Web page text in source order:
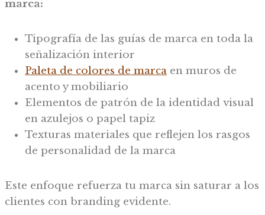
marca:
Tipografía de las guías de marca en toda la
señalización interior
Paleta de colores de marca en muros de
acento y mobiliario
Elementos de patrón de la identidad visual
en azulejos o papel tapiz
Texturas materiales que reflejen los rasgos
de personalidad de la marca
Este enfoque refuerza tu marca sin saturar a los
clientes con branding evidente.